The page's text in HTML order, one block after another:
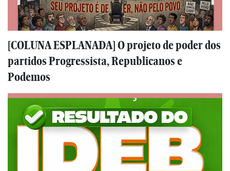
[COLUNA ESPLANADA] O projeto de poder dos
partidos Progressista, Republicanos e
Podemos